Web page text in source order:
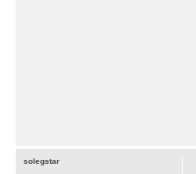
solegstar